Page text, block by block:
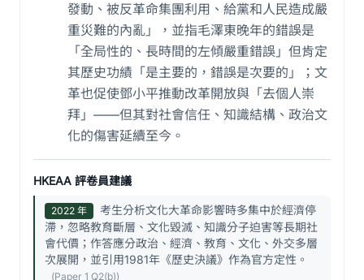
發動、被反革命集團利用、給黨和人民造成嚴
重災難的內亂」，並指毛澤東晚年的錯誤是
「全局性的、長時間的左傾嚴重錯誤」但肯定
其歷史功績「是主要的，錯誤是次要的」；文
革也促使鄧小平推動改革開放與「去個人崇
拜」——但其對社會信任、知識結構、政治文
化的傷害延續至今。
HKEAA 評卷員建議
2022 年
考生分析文化大革命影響時多集中於經濟停
滯，忽略教育斷層、文化毀滅、知識分子迫害等長期社
會代價；作答應分政治、經濟、教育、文化、外交多層
次展開，並引用1981年《歷史決議》作為官方定性。
(Paper 1 Q2(b))